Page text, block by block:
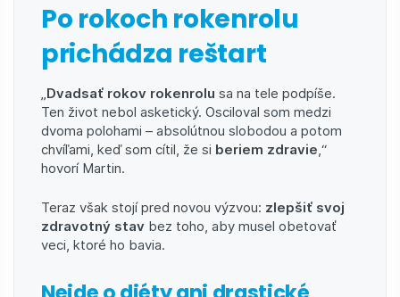
Po rokoch rokenrolu
prichádza reštart
„Dvadsať rokov rokenrolu sa na tele podpíše.
Ten život nebol asketický. Osciloval som medzi
dvoma polohami – absolútnou slobodou a potom
chvíľami, keď som cítil, že si beriem zdravie,“
hovorí Martin.
Teraz však stojí pred novou výzvou: zlepšiť svoj
zdravotný stav bez toho, aby musel obetovať
veci, ktoré ho bavia.